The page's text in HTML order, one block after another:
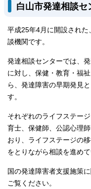
白山市発達相談セ
平成25年4月に開設され
談機関です。
発達相談センターでは、
に対し、保健・教育・福
ら、発達障害の早期発見
す。
それぞれのライフステー
育士、保健師、公認心理
おり、ライフステージの
をとりながら相談を進め
国の発達障害者支援施策
ご覧ください。